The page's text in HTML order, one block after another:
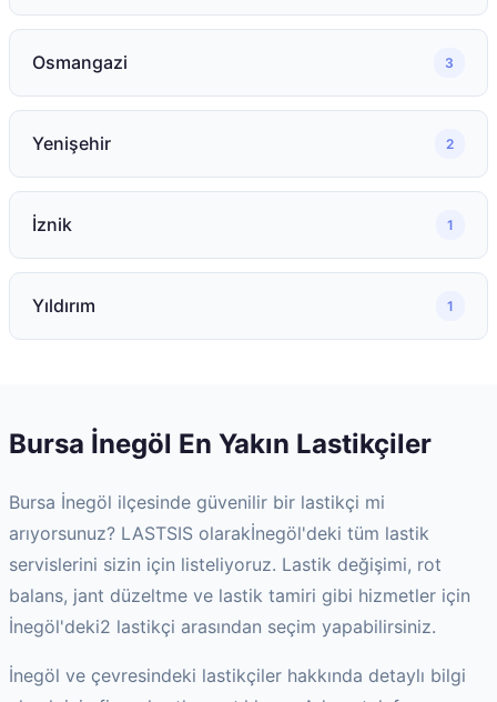
Osmangazi 3
Yenişehir 2
İznik 1
Yıldırım 1
Bursa İnegöl En Yakın Lastikçiler
Bursa İnegöl ilçesinde güvenilir bir lastikçi mi
arıyorsunuz? LASTSIS olarakİnegöl'deki tüm lastik
servislerini sizin için listeliyoruz. Lastik değişimi, rot
balans, jant düzeltme ve lastik tamiri gibi hizmetler için
İnegöl'deki2 lastikçi arasından seçim yapabilirsiniz.
İnegöl ve çevresindeki lastikçiler hakkında detaylı bilgi